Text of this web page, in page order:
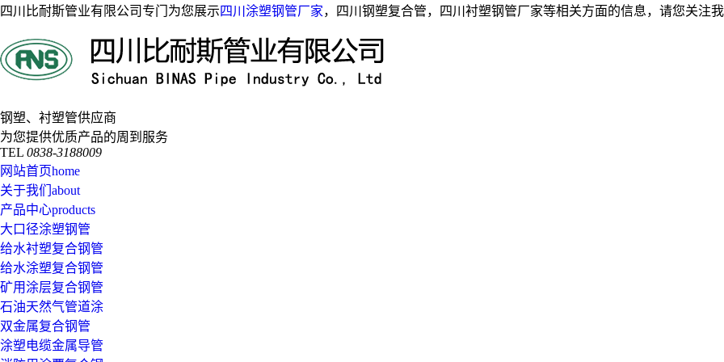
四川比耐斯管业有限公司专门为您展示四川涂塑钢管厂家，四川钢塑复合管，四川衬塑钢管厂家等相关方面的信息，请您关注
钢塑、衬塑管供应商
为您提供优质产品的周到服务
TEL 0838-3188009
网站首页home
关于我们 about
产品中心products
大口径涂塑钢管
给水衬塑复合钢管
给水涂塑复合钢管
矿用涂层复合钢管
石油天然气管道涂
双金属复合钢管
涂塑电缆金属导管